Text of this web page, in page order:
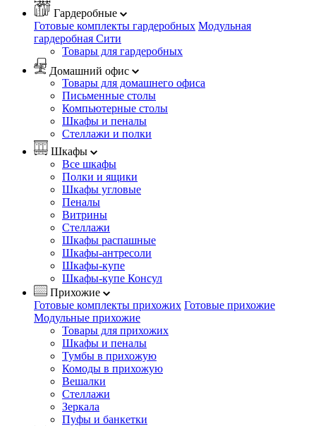
Гардеробные
Готовые комплекты гардеробных Модульная
гардеробная Сити
Товары для гардеробных
Домашний офис
Товары для домашнего офиса
Письменные столы
Компьютерные столы
Шкафы и пеналы
Стеллажи и полки
Шкафы
Все шкафы
Полки и ящики
Шкафы угловые
Пеналы
Витрины
Стеллажи
Шкафы распашные
Шкафы-антресоли
Шкафы-купе
Шкафы-купе Консул
Прихожие
Готовые комплекты прихожих Готовые прихожие
Модульные прихожие
Товары для прихожих
Шкафы и пеналы
Тумбы в прихожую
Комоды в прихожую
Вешалки
Стеллажи
Зеркала
Пуфы и банкетки